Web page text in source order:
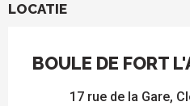
LOCATIE
BOULE DE FORT
17 rue de la Gare,